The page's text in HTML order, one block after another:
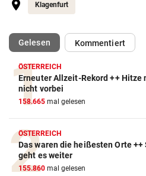
Klagenfurt
Gelesen(ausgewählt)Kommentiert
ÖSTERREICH
Erneuter Allzeit-Rekord ++ Hitze
nicht vorbei
158.665 mal gelesen
ÖSTERREICH
Das waren die heißesten Orte ++
geht es weiter
155.860 mal gelesen